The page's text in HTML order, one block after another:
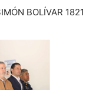
BOLÍVAR 1821